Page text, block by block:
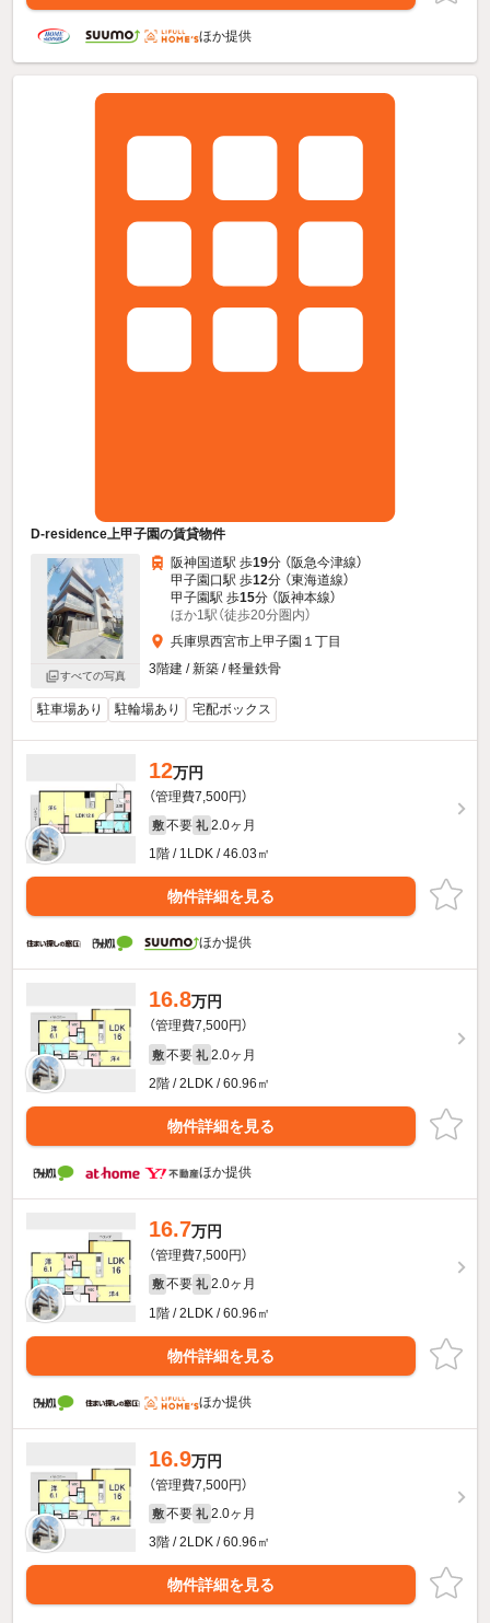
ほか提供
D-residence上甲子園の賃貸物件
すべての写真
阪神国道駅 歩19分 （阪急今津線）
甲子園口駅 歩12分 （東海道線）
甲子園駅 歩15分 （阪神本線）
ほか1駅（徒歩20分圏内）
兵庫県西宮市上甲子園１丁目
3階建 / 新築 / 軽量鉄骨
駐車場あり 駐輪場あり 宅配ボックス
12万円
（管理費7,500円）
敷 不要 礼 2.0ヶ月
1階 / 1LDK / 46.03㎡
物件詳細を見る
ほか提供
16.8万円
（管理費7,500円）
敷 不要 礼 2.0ヶ月
2階 / 2LDK / 60.96㎡
物件詳細を見る
ほか提供
16.7万円
（管理費7,500円）
敷 不要 礼 2.0ヶ月
1階 / 2LDK / 60.96㎡
物件詳細を見る
ほか提供
16.9万円
（管理費7,500円）
敷 不要 礼 2.0ヶ月
3階 / 2LDK / 60.96㎡
物件詳細を見る